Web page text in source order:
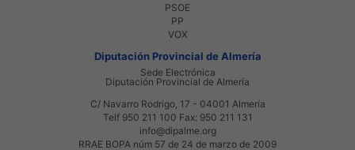
PSOE
PP
VOX
Diputación Provincial de Almería
Sede Electrónica
Diputación Provincial de Almería
C/ Navarro Rodrigo, 17 - 04001 Almería
Telf 950 211 100 Fax: 950 211 131
info@dipalme.org
RRAE BOPA núm 57 de 24 de marzo de 2009